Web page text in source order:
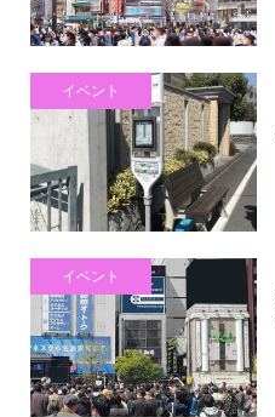
イベント
イベント